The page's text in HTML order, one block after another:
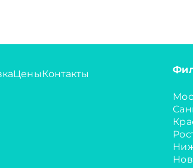
ЦеныКонтакты